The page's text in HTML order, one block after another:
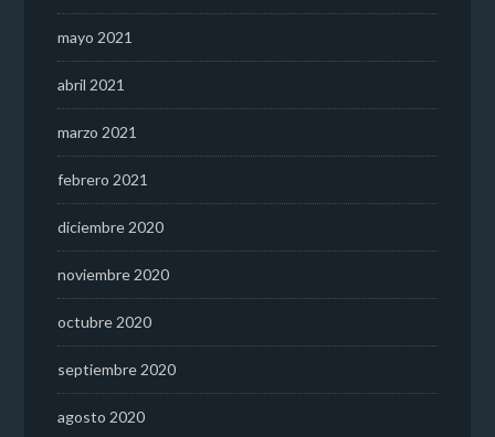
mayo 2021
abril 2021
marzo 2021
febrero 2021
diciembre 2020
noviembre 2020
octubre 2020
septiembre 2020
agosto 2020